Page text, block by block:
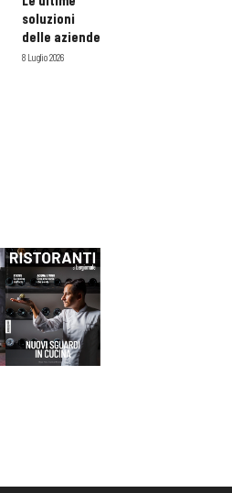
soluzioni
delle aziende
8 Luglio 2026